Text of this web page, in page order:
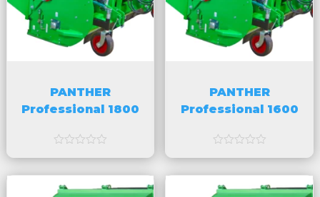
PANTHER
Professional 1800
a
PANTHER
Professional 1600
a